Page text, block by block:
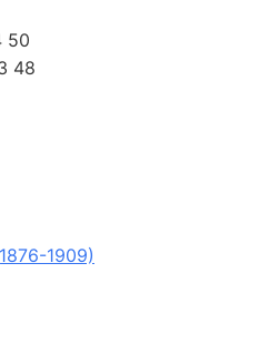
50
48
1909)